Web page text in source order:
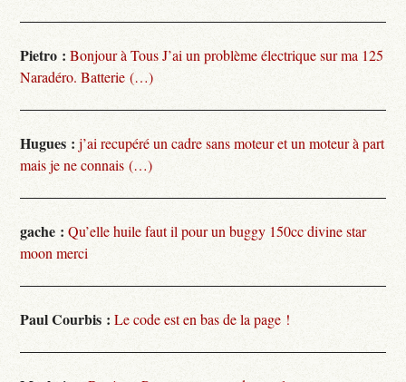
Pietro : Bonjour à Tous J’ai un problème électrique sur ma 125
Naradéro. Batterie (…)
Hugues : j’ai recupéré un cadre sans moteur et un moteur à part
mais je ne connais (…)
gache : Qu’elle huile faut il pour un buggy 150cc divine star
moon merci
Paul Courbis : Le code est en bas de la page !